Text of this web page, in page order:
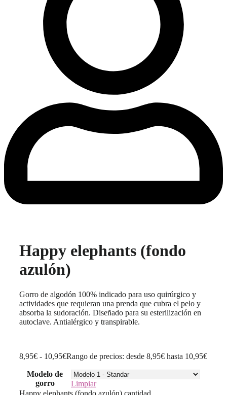
Happy elephants (fondo
azulón)
Gorro de algodón 100% indicado para uso quirúrgico y
actividades que requieran una prenda que cubra el pelo y
absorba la sudoración. Diseñado para su esterilización en
autoclave. Antialérgico y transpirable.
8,95€ - 10,95€Rango de precios: desde 8,95€ hasta 10,95€
Modelo de
gorro
Limpiar
Happy elephants (fondo azulón) cantidad